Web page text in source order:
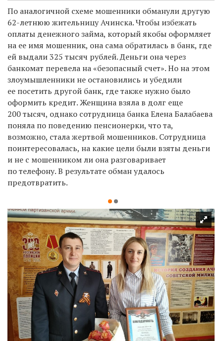
По аналогичной схеме мошенники обманули другую
62-летнюю жительницу Ачинска. Чтобы избежать
оплаты денежного займа, который якобы оформляет
на ее имя мошенник, она сама обратилась в банк, где
ей выдали 325 тысяч рублей. Деньги она через
банкомат перевела на «безопасный счет». Но на этом
злоумышленники не остановились и убедили
ее посетить другой банк, где также нужно было
оформить кредит. Женщина взяла в долг еще
200 тысяч, однако сотрудница банка Елена Балабаева
поняла по поведению пенсионерки, что та,
возможно, стала жертвой мошенников. Сотрудница
поинтересовалась, на какие цели были взяты деньги
и не с мошенником ли она разговаривает
по телефону. В результате обман удалось
предотвратить.